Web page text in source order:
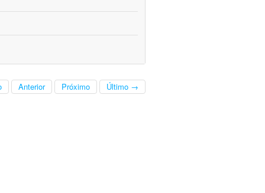
Anterior Próximo Último →